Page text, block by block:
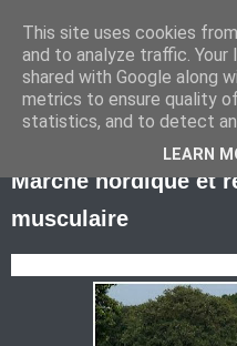
Marche
samedi 26 octobre 2013
Marche nordique et
musculaire
This site uses cookies
and to analyze traffic. Your
shared with Google along
metrics to ensure quality
statistics, and to detect
LEARN